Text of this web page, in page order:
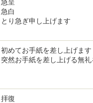
急呈
急白
とり急ぎ申し上げます
初めてお手紙を差し上げます
突然お手紙を差し上げる無
拝復